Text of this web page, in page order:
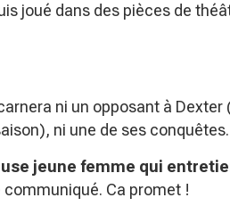
joué dans des pièces de
ni un opposant à Dexter
ni une de ses conquêtes.
jeune femme qui
communiqué. Ca promet !